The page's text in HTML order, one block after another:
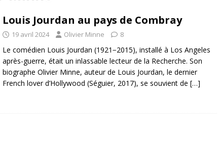
Louis Jourdan au pays de Combray
19 avril 2024 Olivier Minne 8
Le comédien Louis Jourdan (1921−2015), installé à Los Angeles
après-guerre, était un inlassable lecteur de la Recherche. Son
biographe Olivier Minne, auteur de Louis Jourdan, le dernier
French lover d’Hollywood (Séguier, 2017), se souvient de […]